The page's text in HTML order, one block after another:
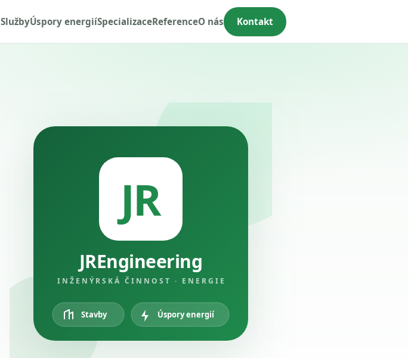
SlužbyÚspory energiíSpecializaceReferenceO nás Kontakt
JR
JREngineering
INŽENÝRSKÁ ČINNOST · ENERGIE
Stavby Úspory energií